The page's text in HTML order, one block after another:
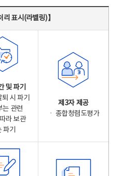
리 표시(라벨링)】
및 파기
퇴 시 파기
는 관련
라 보관
파기
제3자 제공
ㆍ 종합청렴도평가